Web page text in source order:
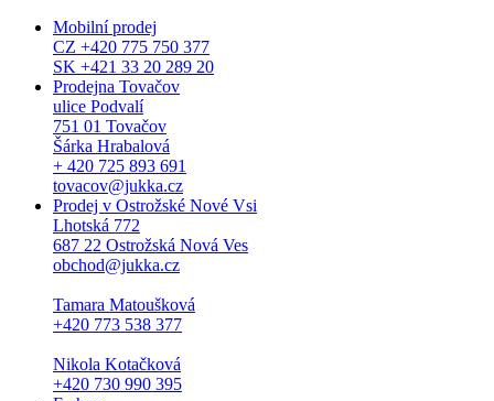
Mobilní prodej
CZ +420 775 750 377
SK +421 33 20 289 20
Prodejna Tovačov
ulice Podvalí
751 01 Tovačov
Šárka Hrabalová
+ 420 725 893 691
tovacov@jukka.cz
Prodej v Ostrožské Nové Vsi
Lhotská 772
687 22 Ostrožská Nová Ves
obchod@jukka.cz
Tamara Matoušková
+420 773 538 377
Nikola Kotačková
+420 730 990 395